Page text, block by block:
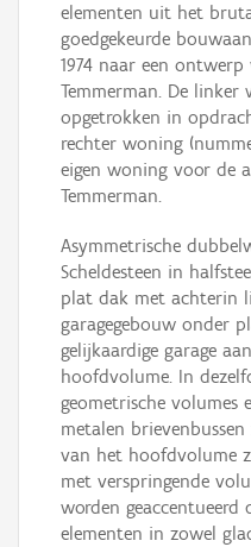
elementen uit het
goedgekeurde
1974 naar een
Temmerman. De
opgetrokken in
rechter woning
eigen woning voor de
Temmerman.
Asymmetrische
Scheldesteen in
plat dak met achterin
garagegebouw onder
gelijkaardige garage
hoofdvolume. In
geometrische
metalen
van het hoofdvolume
met verspringende
worden
elementen in zowel